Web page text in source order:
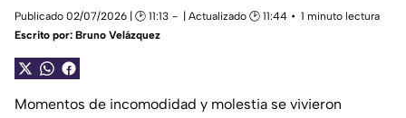
Publicado 02/07/2026 | 🕑 11:13 | Actualizado 🕑 11:44
1 minuto lectura
Escrito por: Bruno Velázquez
Momentos de incomodidad y molestia se vivieron